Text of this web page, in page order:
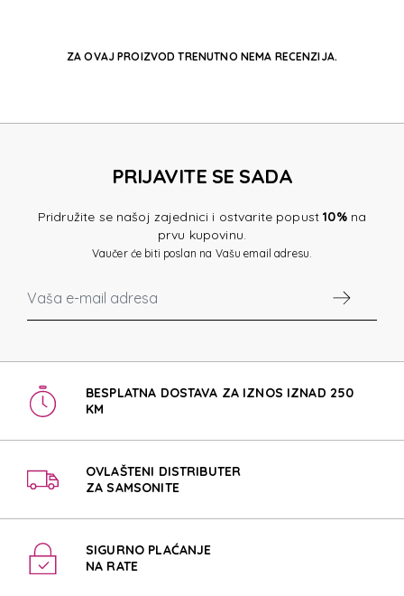
ATTRIX
ATTRIX
ZA OVAJ PROIZVOD TRENUTNO NEMA RECENZIJA.
PRIJAVITE SE SADA
Pridružite se našoj zajednici i ostvarite popust10%na
prvu kupovinu.
Vaučer će biti poslan na Vašu email adresu.
BESPLATNA DOSTAVA ZA IZNOS IZNAD 250
KM
OVLAŠTENI DISTRIBUTER
ZA SAMSONITE
SIGURNO PLAĆANJE
NA RATE